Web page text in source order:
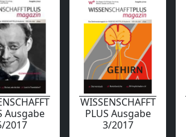
Ausgabe
2017
WISSENSCHAFFT
PLUS Ausgabe
3/2017